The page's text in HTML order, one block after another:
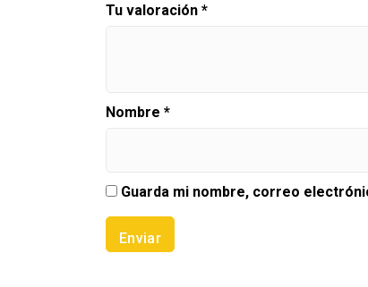
Tu valoración *
Nombre *
Guarda mi nombre, correo